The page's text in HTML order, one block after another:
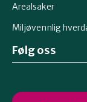
Arealsaker
Miljøvennlig
Følg oss